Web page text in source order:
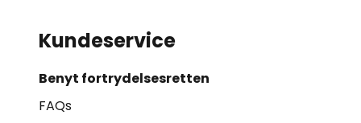
Kundeservice
Benyt fortrydelsesretten
FAQs